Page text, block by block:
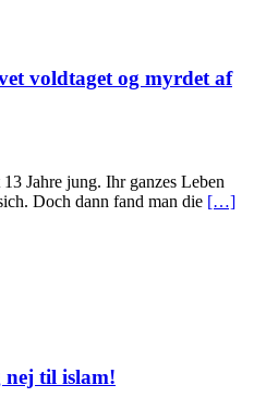
voldtaget og myrdet af
Jahre jung. Ihr ganzes Leben
Doch dann fand man die […]
nej til islam!